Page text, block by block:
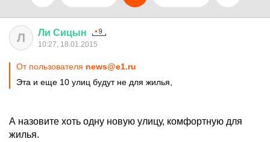
Л Ли Сицын
10:27, 18.01.2015
От пользователя news@e1.ru
Эта и еще 10 улиц будут не для жилья,
А назовите хоть одну новую улицу, комфортную для
жилья.